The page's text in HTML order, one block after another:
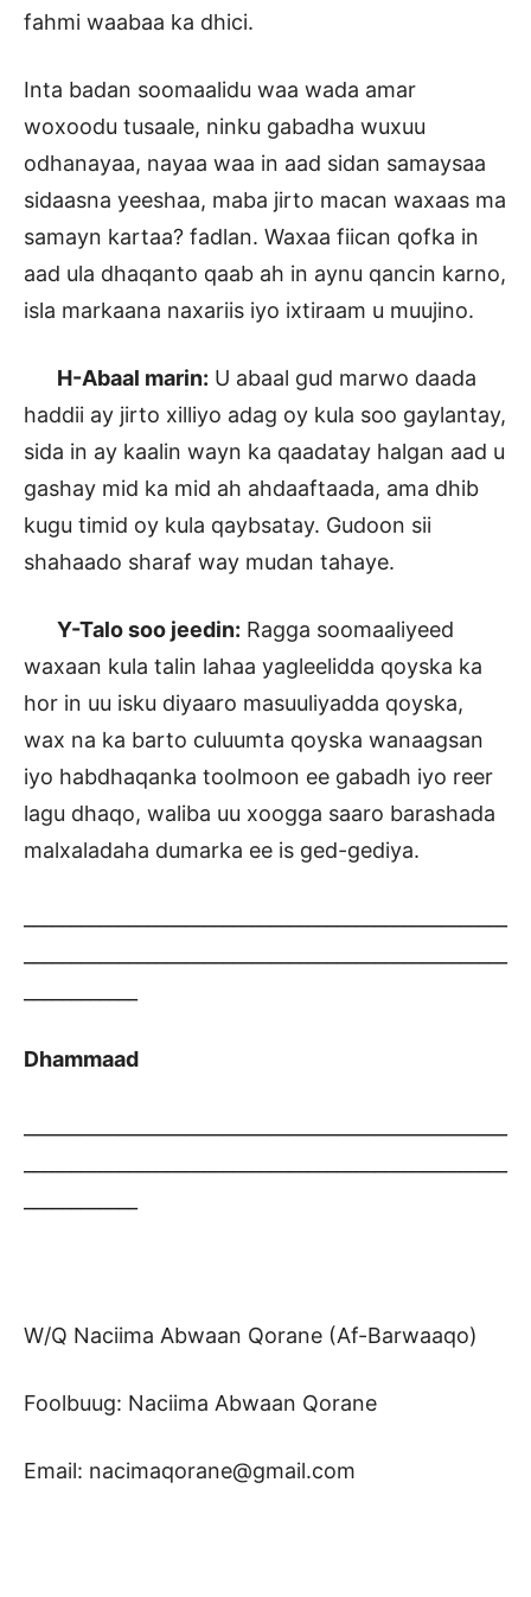
fahmi waabaa ka dhici.
Inta badan soomaalidu waa wada amar
woxoodu tusaale, ninku gabadha wuxuu
odhanayaa, nayaa waa in aad sidan samaysaa
sidaasna yeeshaa, maba jirto macan waxaas ma
samayn kartaa? fadlan. Waxaa fiican qofka in
aad ula dhaqanto qaab ah in aynu qancin karno,
isla markaana naxariis iyo ixtiraam u muujino.
H-Abaal marin: U abaal gud marwo daada
haddii ay jirto xilliyo adag oy kula soo gaylantay,
sida in ay kaalin wayn ka qaadatay halgan aad u
gashay mid ka mid ah ahdaaftaada, ama dhib
kugu timid oy kula qaybsatay. Gudoon sii
shahaado sharaf way mudan tahaye.
Y-Talo soo jeedin: Ragga soomaaliyeed
waxaan kula talin lahaa yagleelidda qoyska ka
hor in uu isku diyaaro masuuliyadda qoyska,
wax na ka barto culuumta qoyska wanaagsan
iyo habdhaqanka toolmoon ee gabadh iyo reer
lagu dhaqo, waliba uu xoogga saaro barashada
malxaladaha dumarka ee is ged-gediya.
Dhammaad
W/Q Naciima Abwaan Qorane (Af-Barwaaqo)
Foolbuug: Naciima Abwaan Qorane
Email: nacimaqorane@gmail.com